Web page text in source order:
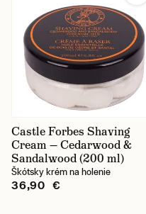
Castle Forbes Shaving
Cream — Cedarwood &
Sandalwood (200 ml)
Škótsky krém na holenie
36,90 €